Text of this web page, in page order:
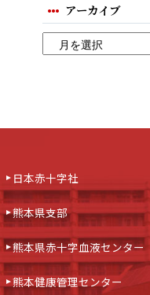
アーカイブ
日本赤十字社
熊本県支部
熊本県赤十字血液センター
熊本健康管理センター